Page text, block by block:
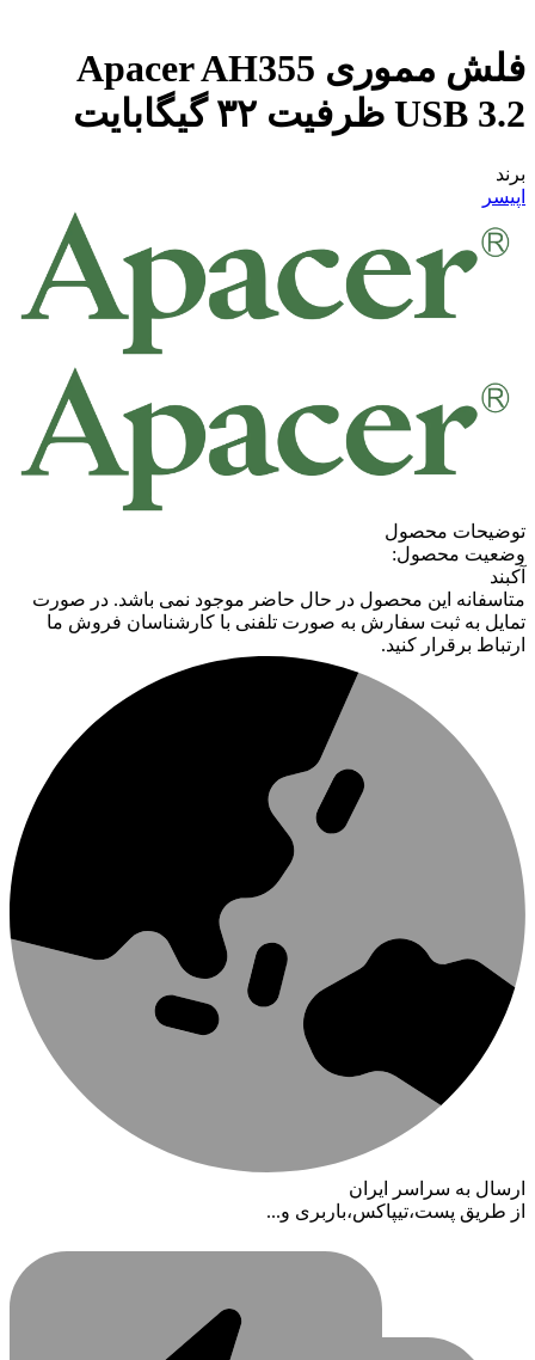
فلش مموری Apacer AH355
USB 3.2 ظرفیت ۳۲ گیگابایت
برند
اپیسر
توضیحات محصول
وضعیت محصول:
آکبند
متاسفانه این محصول در حال حاضر موجود نمی باشد. در صورت
تمایل به ثبت سفارش به صورت تلفنی با کارشناسان فروش ما
ارتباط برقرار کنید.
ارسال به سراسر ایران
از طریق پست،تیپاکس،باربری و...